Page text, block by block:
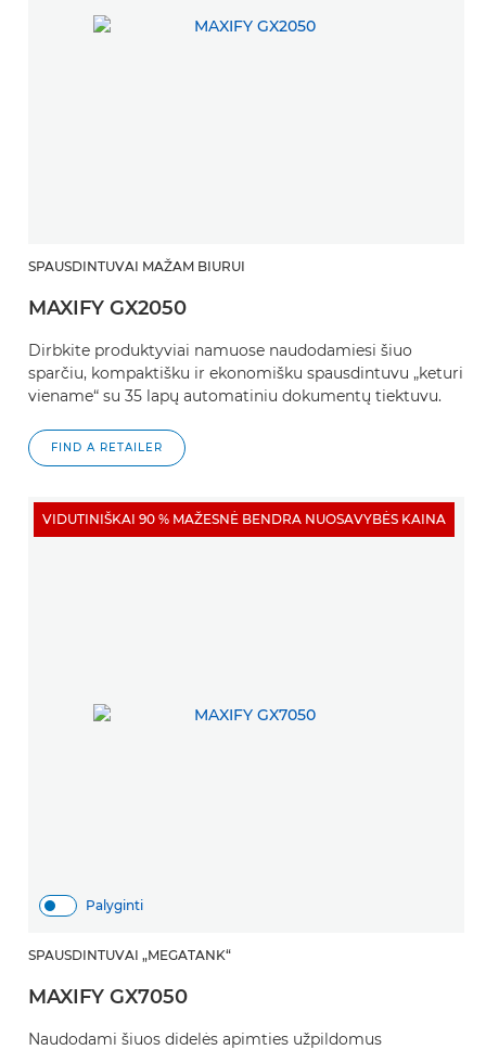
SPAUSDINTUVAI MAŽAM BIURUI
MAXIFY GX2050
Dirbkite produktyviai namuose naudodamiesi šiuo
sparčiu, kompaktišku ir ekonomišku spausdintuvu „keturi
viename“ su 35 lapų automatiniu dokumentų tiektuvu.
FIND A RETAILER
Palyginti
VIDUTINIŠKAI 90 % MAŽESNĖ BENDRA NUOSAVYBĖS KAINA
SPAUSDINTUVAI „MEGATANK“
MAXIFY GX7050
Naudodami šiuos didelės apimties užpildomus